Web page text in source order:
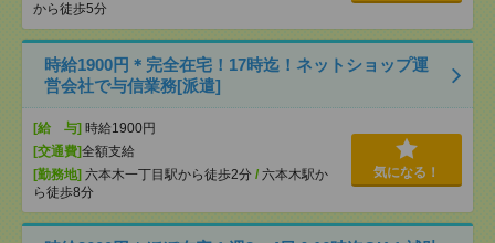
から徒歩5分
時給1900円＊完全在宅！17時迄！ネットショップ運
営会社で与信業務[派遣]
[給 与] 時給1900円
[交通費]全額支給
[勤務地] 六本木一丁目駅から徒歩2分 / 六本木駅か
ら徒歩8分
気になる！